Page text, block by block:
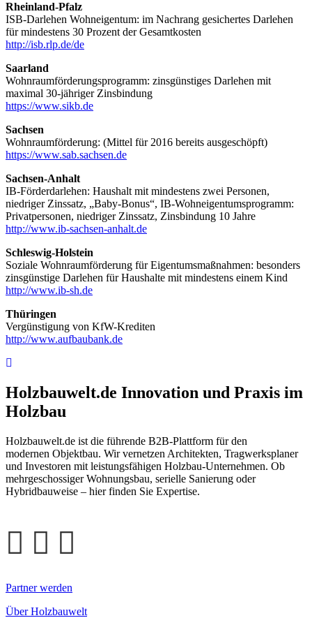
Rheinland-Pfalz
ISB-Darlehen Wohneigentum: im Nachrang gesichertes Darlehen
für mindestens 30 Prozent der Gesamtkosten
http://isb.rlp.de/de
Saarland
Wohnraumförderungsprogramm: zinsgünstiges Darlehen mit
maximal 30-jähriger Zinsbindung
https://www.sikb.de
Sachsen
Wohnraumförderung: (Mittel für 2016 bereits ausgeschöpft)
https://www.sab.sachsen.de
Sachsen-Anhalt
IB-Förderdarlehen: Haushalt mit mindestens zwei Personen,
niedriger Zinssatz, „Baby-Bonus“, IB-Wohneigentumsprogramm:
Privatpersonen, niedriger Zinssatz, Zinsbindung 10 Jahre
http://www.ib-sachsen-anhalt.de
Schleswig-Holstein
Soziale Wohnraumförderung für Eigentumsmaßnahmen: besonders
zinsgünstige Darlehen für Haushalte mit mindestens einem Kind
http://www.ib-sh.de
Thüringen
Vergünstigung von KfW-Krediten
http://www.aufbaubank.de
Holzbauwelt.de Innovation und Praxis im
Holzbau
Holzbauwelt.de ist die führende B2B-Plattform für den
modernen Objektbau. Wir vernetzen Architekten, Tragwerksplaner
und Investoren mit leistungsfähigen Holzbau-Unternehmen. Ob
mehrgeschossiger Wohnungsbau, serielle Sanierung oder
Hybridbauweise – hier finden Sie Expertise.
Partner werden
Über Holzbauwelt